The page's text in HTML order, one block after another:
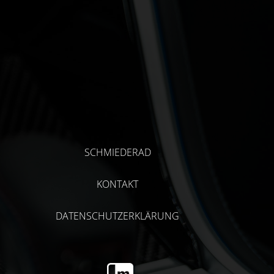
SCHMIEDERAD
KONTAKT
DATENSCHUTZERKLÄRUNG